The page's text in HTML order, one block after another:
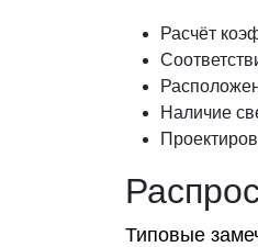
Расчёт
Наличие
Типовые